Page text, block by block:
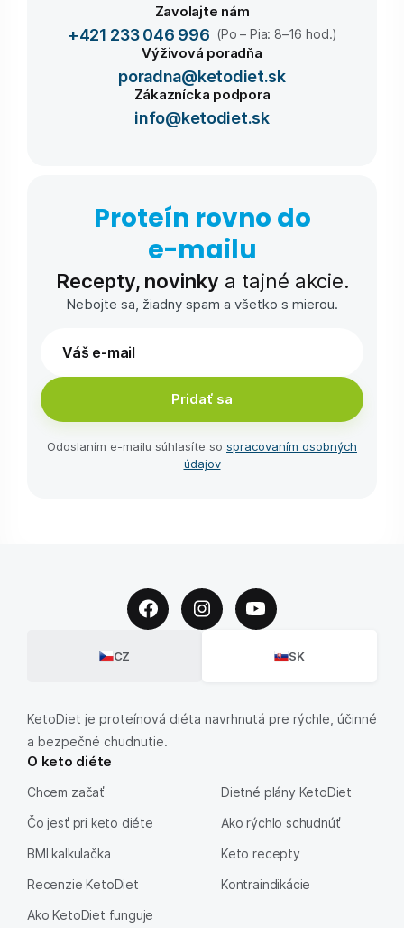
Zavolajte nám
+421 233 046 996 (Po – Pia: 8–16 hod.)
Výživová poradňa
poradna@ketodiet.sk
Zákaznícka podpora
info@ketodiet.sk
Proteín rovno do
e-⁠mailu
Recepty, novinky a tajné akcie.
Nebojte sa, žiadny spam a všetko s mierou.
Pridať sa
Odoslaním e-⁠mailu súhlasíte so spracovaním osobných
údajov
CZ SK
KetoDiet je proteínová diéta navrhnutá pre rýchle, účinné
a bezpečné chudnutie.
O keto diéte
Chcem začať
Čo jesť pri keto diéte
BMI kalkulačka
Recenzie KetoDiet
Ako KetoDiet funguje
Dietné plány KetoDiet
Ako rýchlo schudnúť
Keto recepty
Kontraindikácie